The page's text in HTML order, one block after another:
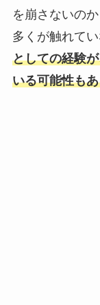
を崩さないの
多くが触れてい
としての経験
いる可能性も